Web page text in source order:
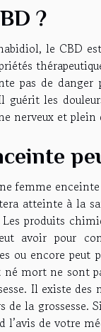
?
le CBD
pas de danger
guérit les
nerveux et
femme
atteinte à la
produits
avoir pour
ou encore peut
né mort ne sont
Il existe
de la grossesse.
l’avis de votre